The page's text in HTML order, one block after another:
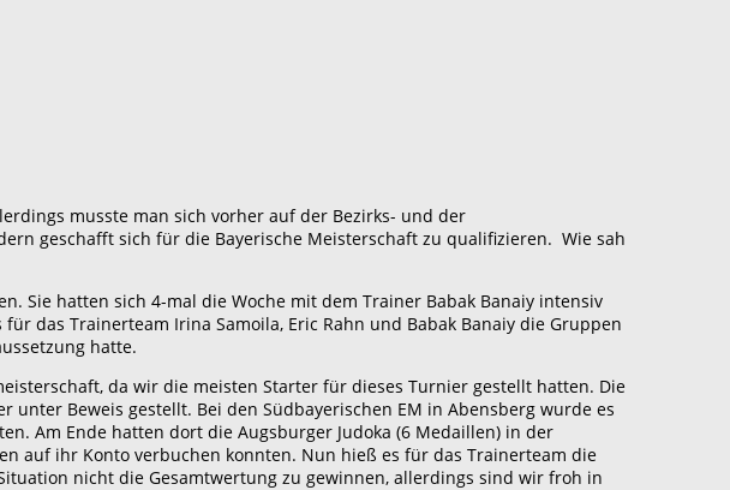
musste man sich vorher auf der Bezirks- und der
geschafft sich für die Bayerische Meisterschaft zu qualifizieren. Wie sah
Sie hatten sich 4-mal die Woche mit dem Trainer Babak Banaiy intensiv
das Trainerteam Irina Samoila, Eric Rahn und Babak Banaiy die Gruppen
hatte.
da wir die meisten Starter für dieses Turnier gestellt hatten. Die
Beweis gestellt. Bei den Südbayerischen EM in Abensberg wurde es
Am Ende hatten dort die Augsburger Judoka (6 Medaillen) in der
auf ihr Konto verbuchen konnten. Nun hieß es für das Trainerteam die
nicht die Gesamtwertung zu gewinnen, allerdings sind wir froh in